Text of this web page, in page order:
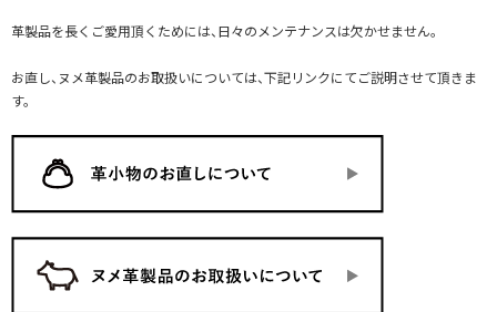
革製品を長くご愛用頂くためには、日々のメンテナンスは欠かせません。
お直し、ヌメ革製品のお取扱いについては、下記リンクにてご説明させて頂きま
す。